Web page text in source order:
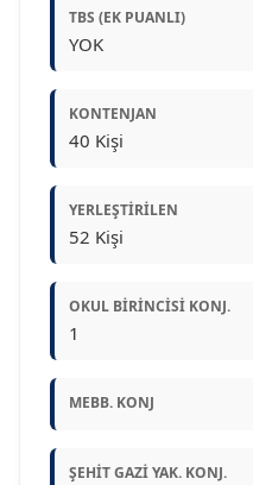
TBS (EK PUANLI)
YOK
KONTENJAN
40 Kişi
YERLEŞTIRILEN
52 Kişi
OKUL BIRINCISI KONJ.
1
MEBB. KONJ
ŞEHIT GAZI YAK. KONJ.